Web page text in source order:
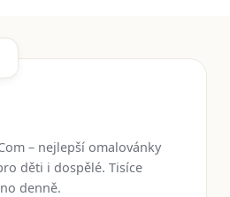
– nejlepší omalovánky
děti i dospělé. Tisíce
denně.